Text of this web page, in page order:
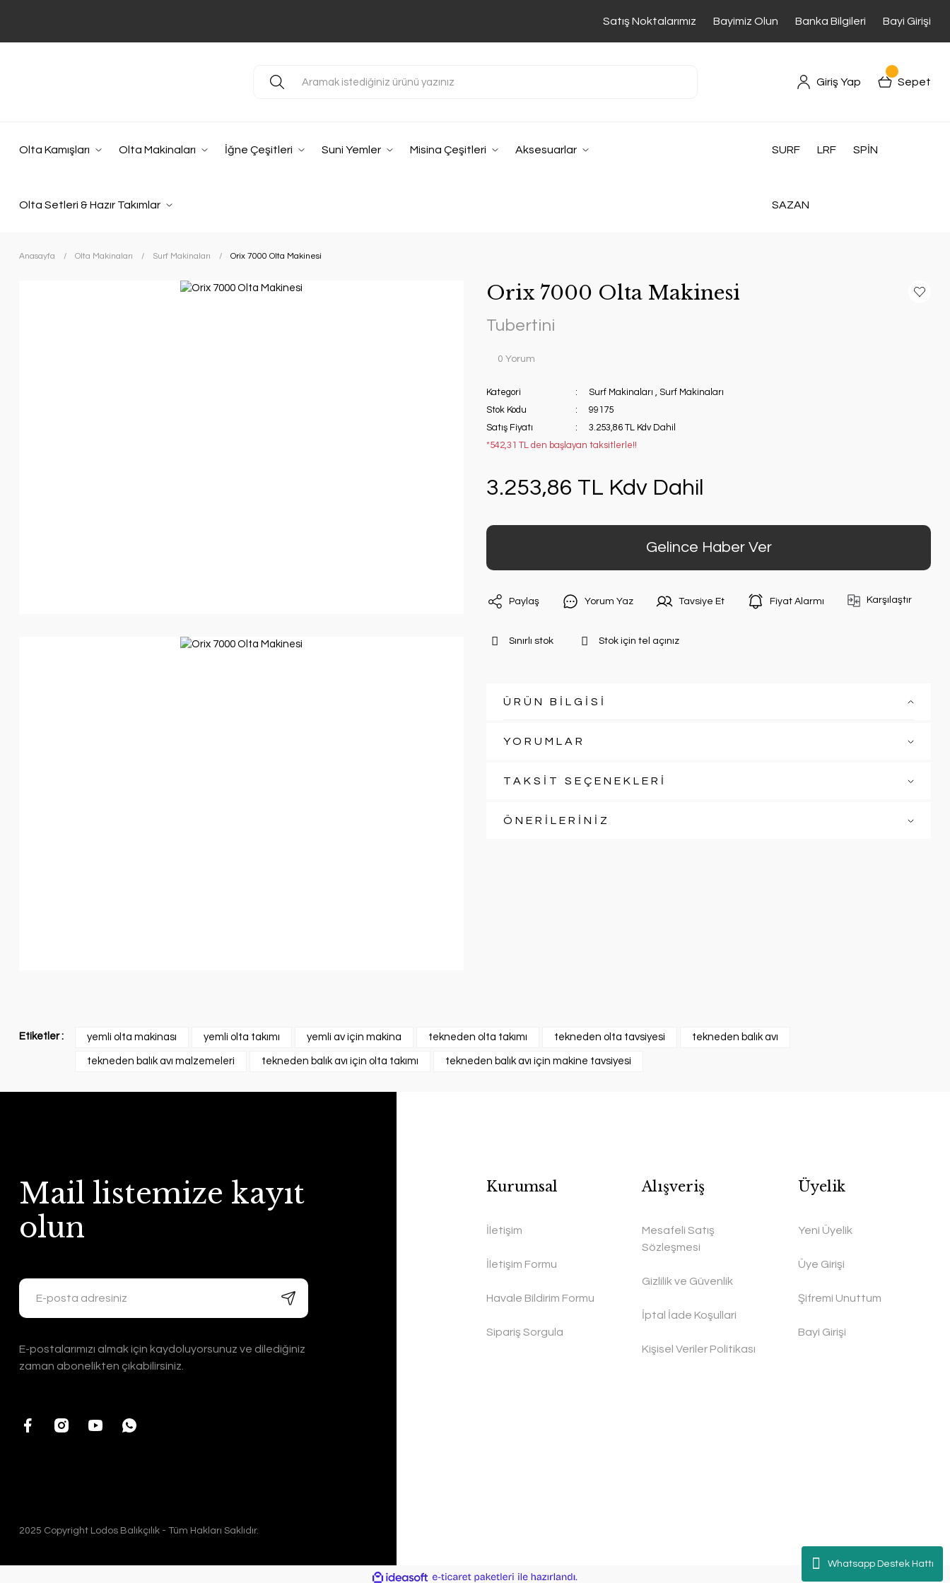
Whatsapp Destek Hattı
Satış Noktalarımız Bayimiz Olun Banka Bilgileri Bayi Girişi
Giriş Yap Sepet
Olta Kamışları Olta Makinaları İğne Çeşitleri Suni Yemler Misina Çeşitleri Aksesuarlar
Olta Setleri & Hazır Takımlar
SURF LRF SPİN
SAZAN
Anasayfa Olta Makinaları Surf Makinaları Orix 7000 Olta Makinesi
Orix 7000 Olta Makinesi
Tubertini
0 Yorum
Kategori Surf Makinaları , Surf Makinaları
Stok Kodu
99175
Satış Fiyatı
3.253,86 TL Kdv Dahil
*542,31 TL den başlayan taksitlerle!!
3.253,86 TL Kdv Dahil
Gelince Haber Ver
Paylaş Yorum Yaz Tavsiye Et Fiyat Alarmı Karşılaştır
Sınırlı stok Stok için tel açınız
ÜRÜN BİLGİSİ
YORUMLAR
TAKSİT SEÇENEKLERİ
ÖNERİLERİNİZ
Etiketler : yemli olta makinası yemli olta takımı yemli av için makina tekneden olta takımı tekneden olta tavsiyesi tekneden balık avı
tekneden balık avı malzemeleri tekneden balık avı için olta takımı tekneden balık avı için makine tavsiyesi
Mail listemize kayıt
olun
E-postalarımızı almak için kaydoluyorsunuz ve dilediğiniz
zaman abonelikten çıkabilirsiniz.
Kurumsal
İletişim
İletişim Formu
Havale Bildirim Formu
Sipariş Sorgula
Alışveriş
Mesafeli Satış
Sözleşmesi
Gizlilik ve Güvenlik
İptal İade Koşullari
Kişisel Veriler Politikası
Üyelik
Yeni Üyelik
Üye Girişi
Şifremi Unuttum
Bayi Girişi
2025 Copyright Lodos Balıkçılık - Tüm Hakları Saklıdır.
ideasoft e-